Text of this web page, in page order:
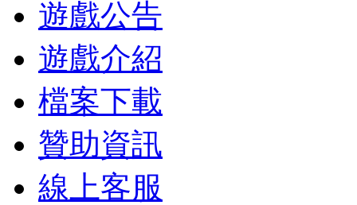
遊戲公告
遊戲介紹
檔案下載
贊助資訊
線上客服